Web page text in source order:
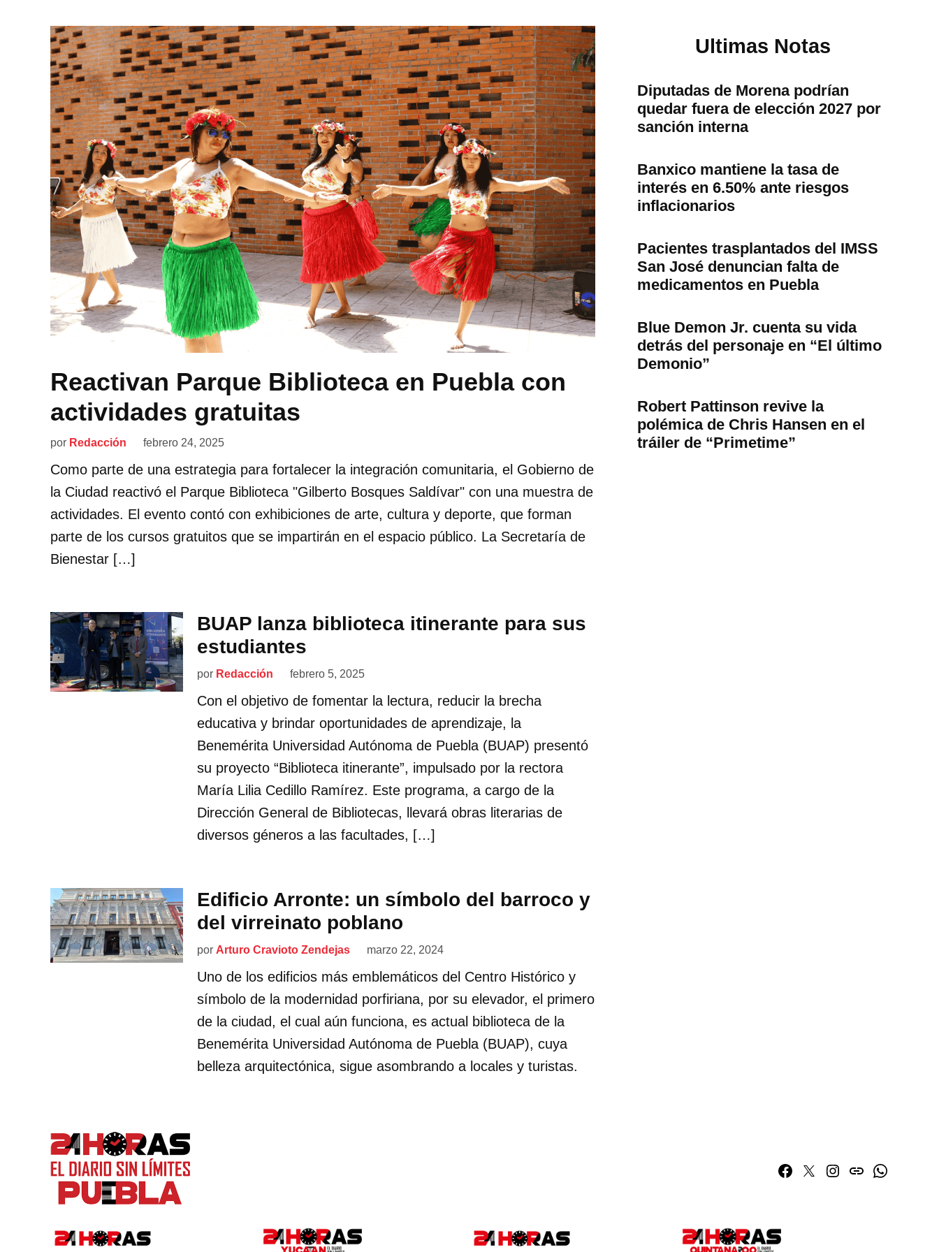
Reactivan Parque Biblioteca en Puebla con
actividades gratuitas
por Redacción febrero 24, 2025
Como parte de una estrategia para fortalecer la integración comunitaria, el Gobierno de
la Ciudad reactivó el Parque Biblioteca "Gilberto Bosques Saldívar" con una muestra de
actividades. El evento contó con exhibiciones de arte, cultura y deporte, que forman
parte de los cursos gratuitos que se impartirán en el espacio público. La Secretaría de
Bienestar […]
BUAP lanza biblioteca itinerante para sus
estudiantes
por Redacción febrero 5, 2025
Con el objetivo de fomentar la lectura, reducir la brecha
educativa y brindar oportunidades de aprendizaje, la
Benemérita Universidad Autónoma de Puebla (BUAP) presentó
su proyecto “Biblioteca itinerante”, impulsado por la rectora
María Lilia Cedillo Ramírez. Este programa, a cargo de la
Dirección General de Bibliotecas, llevará obras literarias de
diversos géneros a las facultades, […]
Edificio Arronte: un símbolo del barroco y
del virreinato poblano
por Arturo Cravioto Zendejas marzo 22, 2024
Uno de los edificios más emblemáticos del Centro Histórico y
símbolo de la modernidad porfiriana, por su elevador, el primero
de la ciudad, el cual aún funciona, es actual biblioteca de la
Benemérita Universidad Autónoma de Puebla (BUAP), cuya
belleza arquitectónica, sigue asombrando a locales y turistas.
Ultimas Notas
Diputadas de Morena podrían
quedar fuera de elección 2027 por
sanción interna
Banxico mantiene la tasa de
interés en 6.50% ante riesgos
inflacionarios
Pacientes trasplantados del IMSS
San José denuncian falta de
medicamentos en Puebla
Blue Demon Jr. cuenta su vida
detrás del personaje en “El último
Demonio”
Robert Pattinson revive la
polémica de Chris Hansen en el
tráiler de “Primetime”
Facebook
TwitterInstagram
issuuWhatsapp